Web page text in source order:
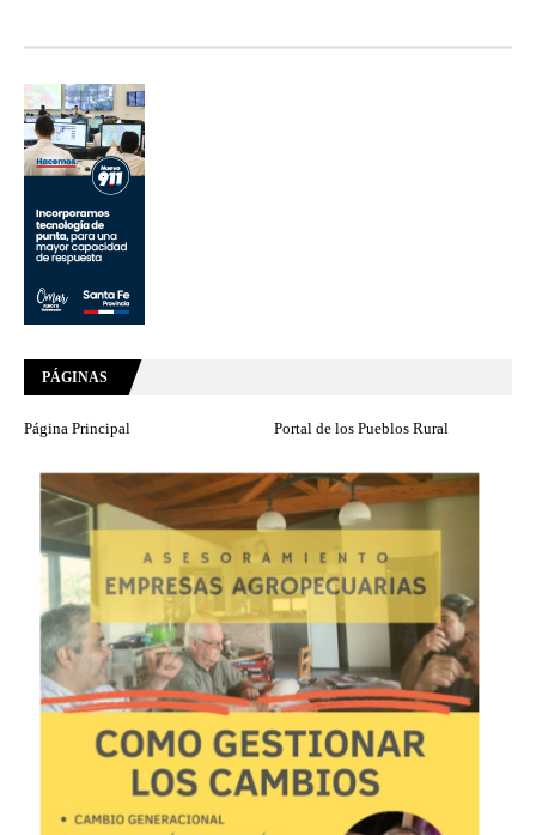
PÁGINAS
Página Principal Portal de los Pueblos Rural